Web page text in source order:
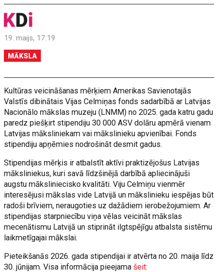
19. maijs, 17:19
MĀKSLA
Kultūras veicināšanas mērķiem Amerikas Savienotajās
Valstīs dibinātais Vijas Celmiņas fonds sadarbībā ar Latvijas
Nacionālo mākslas muzeju (LNMM) no 2025. gada katru gadu
paredz piešķirt stipendiju 30 000 ASV dolāru apmērā vienam
Latvijas māksliniekam vai mākslinieku apvienībai. Fonds
stipendiju apņēmies nodrošināt desmit gadus.
Stipendijas mērķis ir atbalstīt aktīvi praktizējošus Latvijas
māksliniekus, kuri savā līdzšinējā darbībā apliecinājuši
augstu māksliniecisko kvalitāti. Viju Celmiņu vienmēr
interesējusi mākslas vide Latvijā un mākslinieku iespējas būt
radoši brīviem, neraugoties uz dažādiem ierobežojumiem. Ar
stipendijas starpniecību viņa vēlas veicināt mākslas
mecenātismu Latvijā un stiprināt ilgtspējīgu atbalsta sistēmu
laikmetīgajai mākslai.
Pieteikšanās 2026. gada stipendijai ir atvērta no 20. maija līdz
30. jūnijam. Visa informācija pieejamašeit: